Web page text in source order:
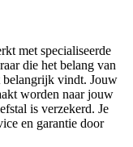
met specialiseerde
die het belang van
vindt. Jouw
worden naar jouw
is verzekerd. Je
en garantie door